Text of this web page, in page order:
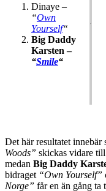
Dinaye –
“Own
Yourself“
Big Daddy
Karsten –
“Smile“
Det här resultatet innebär
Woods” skickas vidare
medan Big Daddy
bidraget “Own Yourself”
Norge” får en än gång ta